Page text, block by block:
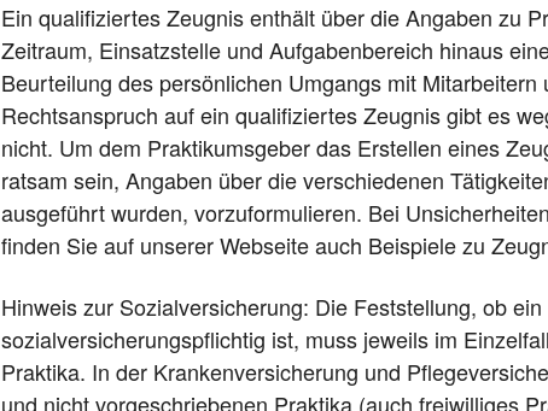
Ein qualifiziertes Zeugnis enthält über die Angaben zu
Zeitraum, Einsatzstelle und Aufgabenbereich hinaus
Beurteilung des persönlichen Umgangs mit Mitarbeitern
Rechtsanspruch auf ein qualifiziertes Zeugnis gibt es
nicht. Um dem Praktikumsgeber das Erstellen eines
ratsam sein, Angaben über die verschiedenen
ausgeführt wurden, vorzuformulieren. Bei
finden Sie auf unserer Webseite auch Beispiele zu
Hinweis zur Sozialversicherung: Die Feststellung, ob
sozialversicherungspflichtig ist, muss jeweils im
Praktika. In der Krankenversicherung und
und nicht vorgeschriebenen Praktika (auch freiwilliges